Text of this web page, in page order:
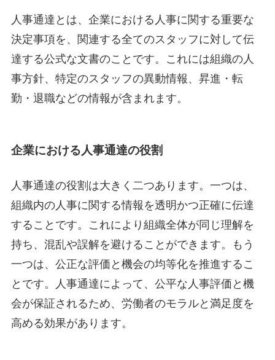
人事通達とは、企業における人事に関する重要な
決定事項を、関連する全てのスタッフに対して伝
達する公式な文書のことです。これには組織の人
事方針、特定のスタッフの異動情報、昇進・転
勤・退職などの情報が含まれます。
企業における人事通達の役割
人事通達の役割は大きく二つあります。一つは、
組織内の人事に関する情報を透明かつ正確に伝達
することです。これにより組織全体が同じ理解を
持ち、混乱や誤解を避けることができます。もう
一つは、公正な評価と機会の均等化を推進するこ
とです。人事通達によって、公平な人事評価と機
会が保証されるため、労働者のモラルと満足度を
高める効果があります。